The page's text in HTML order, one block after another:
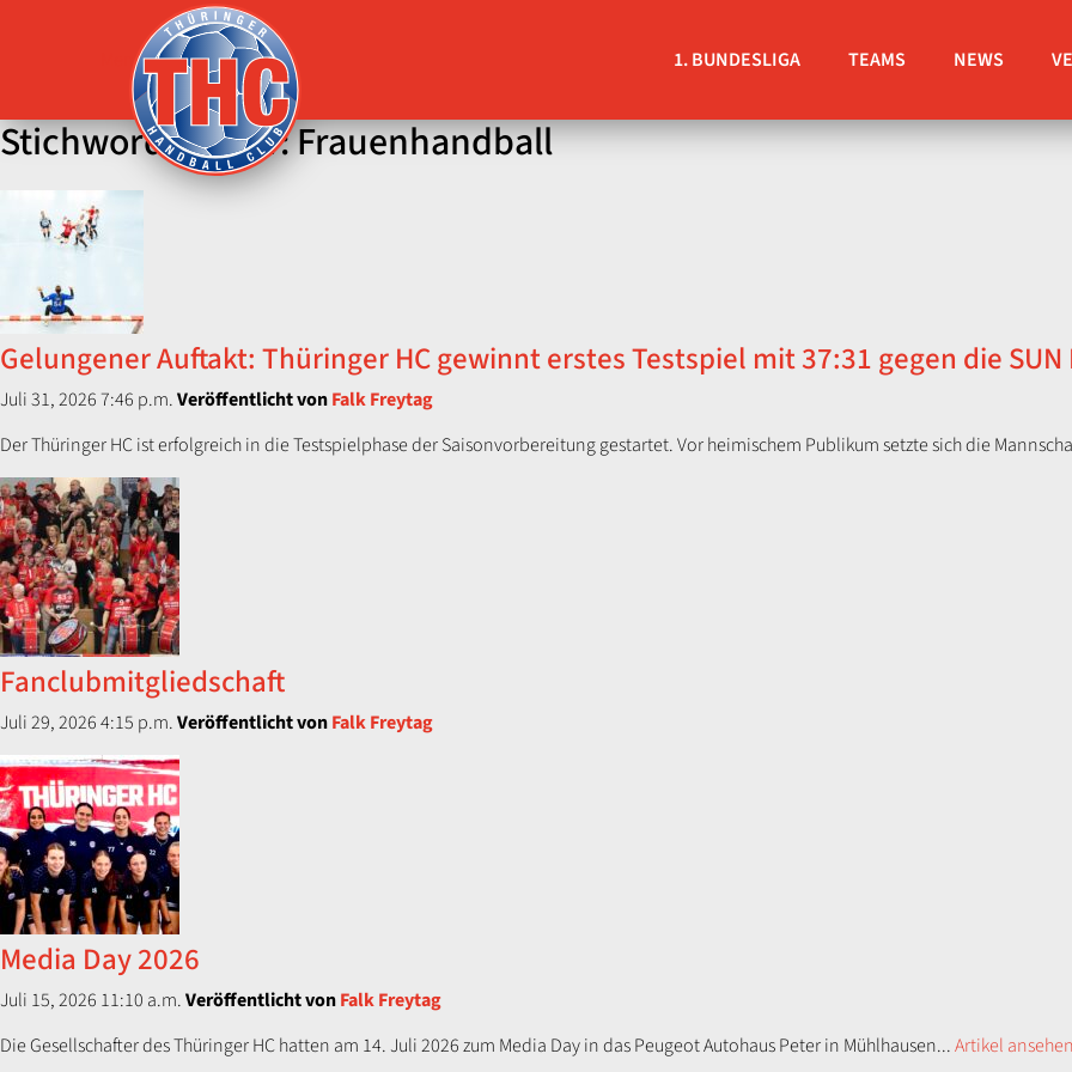
Menü 1. BUNDESLIGA TEAMS NEWS
Stichword-Archiv: Frauenhandball
Gelungener Auftakt: Thüringer HC gewinnt erstes Testspiel mit 37:31 gegen die
Juli 31, 2026 7:46 p.m.Veröffentlicht vonFalk Freytag
Der Thüringer HC ist erfolgreich in die Testspielphase der Saisonvorbereitung gestartet. Vor heimischem Publikum setzte sich die
Fanclubmitgliedschaft
Juli 29, 2026 4:15 p.m.Veröffentlicht vonFalk Freytag
Media Day 2026
Juli 15, 2026 11:10 a.m.Veröffentlicht vonFalk Freytag
Die Gesellschafter des Thüringer HC hatten am 14. Juli 2026 zum Media Day in das Peugeot Autohaus Peter in Mühlhausen...Artikel